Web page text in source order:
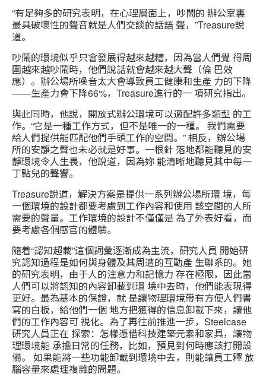
“有足夠多的研究表明，在心理層面上，吵鬧的 辦公室裏
最具破壞性的聲音就是人們交談的話語 聲，”Treasure說
道。
吵鬧的環境似乎只會發展得越來越糟，因為當人們覺 得周
圍越來越吵鬧時，他們說話就會越來越大聲（倫 巴效
應）。辦公場所噪音太大會導致員工健康和生產 力的下降
——生產力會下降66%，Treasure進行的一 項研究指出。
與此同時，他說，開放式辦公環境可以適配許多類型 的工
作。“它是一種工作方式，但不是唯一的一種。 我們需要
給人們提供能匹配他們手頭工作的空間。” 相反，辦公場
所的安靜之聲也未必就是好事。一根針 落地都能聽見的安
靜環境令人生畏，他說道，因為妳 能清晰地聽見其中每一
丁點兒的聲響。
Treasure說道，解決方案是提供一系列辦公場所環 境，每
一個環境的設計都要考慮到工作內容和使用 該空間的人所
需要的聲量。工作環境的設計不僅僅是 為了外表好看，而
要考慮各個感官的體驗。
隨着“認知超載”這個詞彙逐漸成為主流，研究人員 開始研
究認知過程是如何與身體及其周遭的互動產 生聯系的。她
的研究表明，由于人的注意力和記憶力 存在極限，因此當
人們可以將認知的內容卸載到環 境中去時，他們能表現得
更好。最為基本的保證，就 是讓物理環境帶有方便人們書
寫的白板，給他們一個 地方把獲得的信息卸載下來，讓他
們的工作內容可 視化。為了再往前推進一步，Steelcase
研究人員正在 探索：怎樣憑借科技建築元素和家具，讓物
理環境能 承擔日常的任務，比如，預見到何時應該打開設
備。 如果能將一些功能卸載到環境中去，則能讓員工釋 放
腦容量來處理複雜的問題。